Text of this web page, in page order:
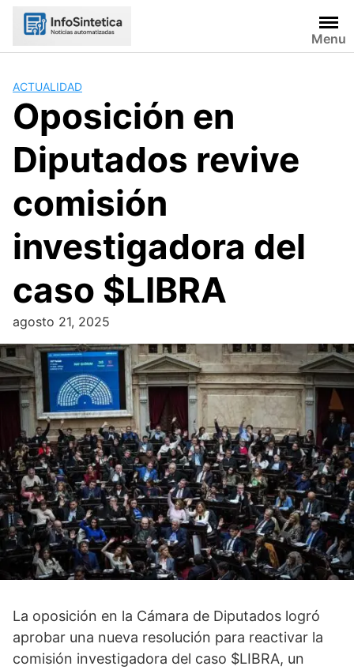
Skip
Menu
ACTUALIDAD
Oposición en
Diputados revive
comisión
investigadora del
caso $LIBRA
agosto 21, 2025
La oposición en la Cámara de Diputados logró
aprobar una nueva resolución para reactivar la
comisión investigadora del caso $LIBRA, un